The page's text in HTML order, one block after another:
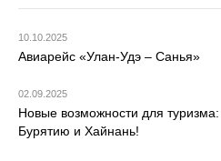
10.10.2025
Авиарейс «Улан-Удэ – Санья»
02.09.2025
Новые возможности для туризма:
Бурятию и Хайнань!